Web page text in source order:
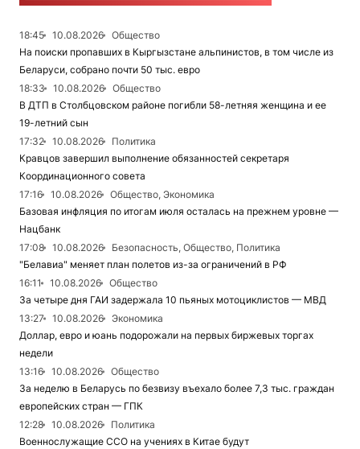
18:45 10.08.2026
Общество
На поиски пропавших в Кыргызстане альпинистов, в том числе из
Беларуси, собрано почти 50 тыс. евро
18:33
10.08.2026
Общество
В ДТП в Столбцовском районе погибли 58-летняя женщина и ее
19-летний сын
17:32
10.08.2026
Политика
Кравцов завершил выполнение обязанностей секретаря
Координационного совета
17:16
10.08.2026
Общество, Экономика
Базовая инфляция по итогам июля осталась на прежнем уровне —
Нацбанк
17:08
10.08.2026
Безопасность, Общество, Политика
"Белавиа" меняет план полетов из-за ограничений в РФ
16:11
10.08.2026
Общество
За четыре дня ГАИ задержала 10 пьяных мотоциклистов — МВД
13:27
10.08.2026
Экономика
Доллар, евро и юань подорожали на первых биржевых торгах
недели
13:16
10.08.2026
Общество
За неделю в Беларусь по безвизу въехало более 7,3 тыс. граждан
европейских стран — ГПК
12:28
10.08.2026
Политика
Военнослужащие ССО на учениях в Китае будут